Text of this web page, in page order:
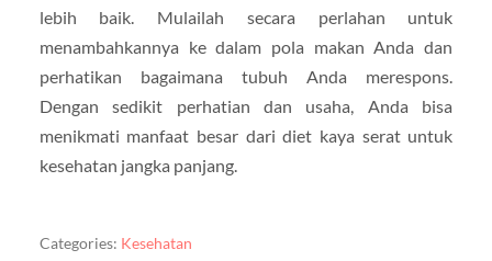
lebih baik. Mulailah secara perlahan untuk
menambahkannya ke dalam pola makan Anda dan
perhatikan bagaimana tubuh Anda merespons.
Dengan sedikit perhatian dan usaha, Anda bisa
menikmati manfaat besar dari diet kaya serat untuk
kesehatan jangka panjang.
Categories: Kesehatan